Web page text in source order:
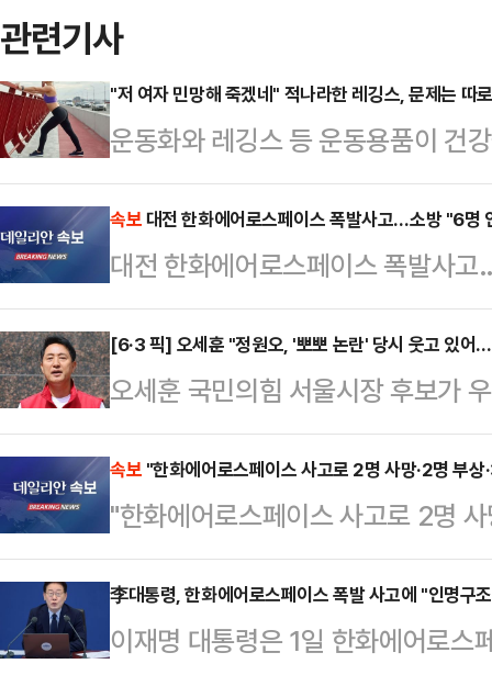
관련기사
"저 여자 민망해 죽겠네" 적나라한 레깅스, 문제는 따
운동화와 레깅스 등 운동용품이 건
다.16일 관련업계에 따르면 영국
전문가인 니콜 딘은 최근 데일리메
만 운동할 때 착용하는 옷과 신발이
어 "운동용품을 만들 때 흔히 사용
소재의 옷을 세탁하고 입을 때마다
말했다.입자가 매우 작은 미세플라
통해 여러 장기에 …
속보대전 한화에어로스페이스 폭발사고…소방 "6명
대전 한화에어로스페이스 폭발사
[6·3 픽] 오세훈 "정원오, '뽀뽀 논란' 당시 웃고 있어
오세훈 국민의힘 서울시장 후보가
이른바 '아기 뽀뽀 강요' 논란에 대
보는 그냥 웃고 있었다"고 지적했
기자들과 만나 "문제의식이 있었다
황이었음에도 불구하고 전혀 제재
기간이 굉장히 짧은 것 같지만 후보
간"이라면서 "이번에 불거진 '뽀뽀
속보 "한화에어로스페이스 사고로 2명 사망·2명 부상
"한화에어로스페이스 사고로 2명
李대통령, 한화에어로스페이스 폭발 사고에 "인명구
이재명 대통령은 1일 한화에어로스